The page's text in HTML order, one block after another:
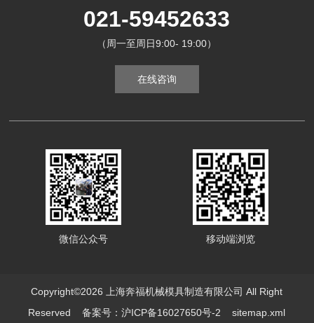
021-59452633
（周一至周日9:00- 19:00）
在线咨询
微信公众号 移动端浏览
Copyright©2026 上海奔福机械模具制造有限公司 All Right
Reserved备案号：沪ICP备16027650号-2 sitemap.xml